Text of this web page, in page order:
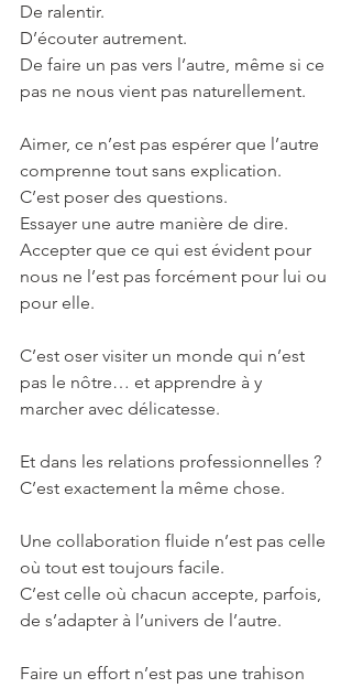
De ralentir.
D’écouter autrement.
De faire un pas vers l’autre, même si ce
pas ne nous vient pas naturellement.
Aimer, ce n’est pas espérer que l’autre
comprenne tout sans explication.
C’est poser des questions.
Essayer une autre manière de dire.
Accepter que ce qui est évident pour
nous ne l’est pas forcément pour lui ou
pour elle.
C’est oser visiter un monde qui n’est
pas le nôtre… et apprendre à y
marcher avec délicatesse.
Et dans les relations professionnelles ?
C’est exactement la même chose.
Une collaboration fluide n’est pas celle
où tout est toujours facile.
C’est celle où chacun accepte, parfois,
de s’adapter à l’univers de l’autre.
Faire un effort n’est pas une trahison